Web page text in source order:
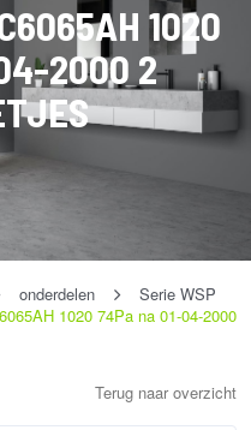
1020
2000 2
onderdelen
Serie WSP
1020 74Pa na 01-04-2000
Terug naar overzicht